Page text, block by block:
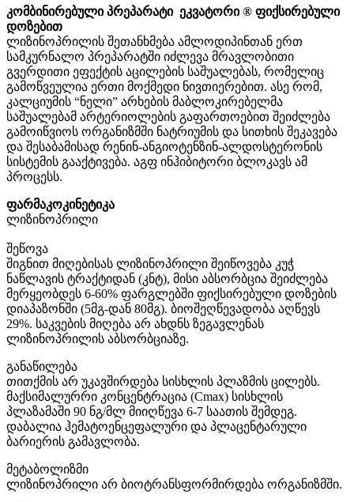
კომბინირებული პრეპარატი ეკვატორი ® ფიქსირებული
დოზებით
ლიზინოპრილის შეთანხმება ამლოდიპინთან ერთ
სამკურნალო პრეპარატში იძლევა მრავლობითი
გვერდითი ეფექტის აცილების საშუალებას, რომელიც
გამოწვეულია ერთი მოქმედი ნივთიერებით. ასე რომ,
კალციუმის “ნელი” არხების მაბლოკირებელმა
საშუალებამ არტერიოლების გაფართოებით შეიძლება
გამოიწვიოს ორგანიზმში ნატრიუმის და სითხის შეკავება
და შესაბამისად რენინ-ანგიოტენზინ-ალდოსტერონის
სისტემის გააქტივება. აგფ ინჰიბიტორი ბლოკავს ამ
პროცესს.
ფარმაკოკინეტიკა
ლიზინოპრილი
შეწოვა
შიგნით მიღებისას ლიზინოპრილი შეიწოვება კუჭ
ნაწლავის ტრაქტიდან (კნტ), მისი აბსორბცია შეიძლება
მერყეობდეს 6-60% ფარგლებში ფიქსირებული დოზების
დიაპაზონში (5მგ-დან 80მგ). ბიოშეღწევადობა აღწევს
29%. საკვების მიღება არ ახდნს ზეგავლენას
ლიზინოპრილის აბსორბციაზე.
განაწილება
თითქმის არ უკავშირდება სისხლის პლაზმის ცილებს.
მაქსიმალურრი კონცენტრაცია (Cmax) სისხლის
პლაზამაში 90 ნგ/მლ მიიღწევა 6-7 საათის შემდეგ.
დაბალია ჰემატოენცეფალური და პლაცენტარული
ბარიერის გამავლობა.
მეტაბოლიზმი
ლიზინოპრილი არ ბიოტრანსფორმირდება ორგანიზმში.